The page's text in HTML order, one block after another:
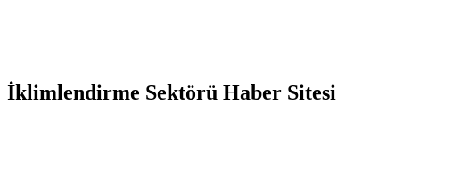
İklimlendirme Sektörü Haber Sitesi